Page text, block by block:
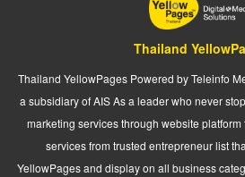
Thailand
Thailand YellowPages Powered by Teleinfo
a subsidiary of AIS As a leader who never
marketing services through website
services from trusted entrepreneur list
YellowPages and display on all business